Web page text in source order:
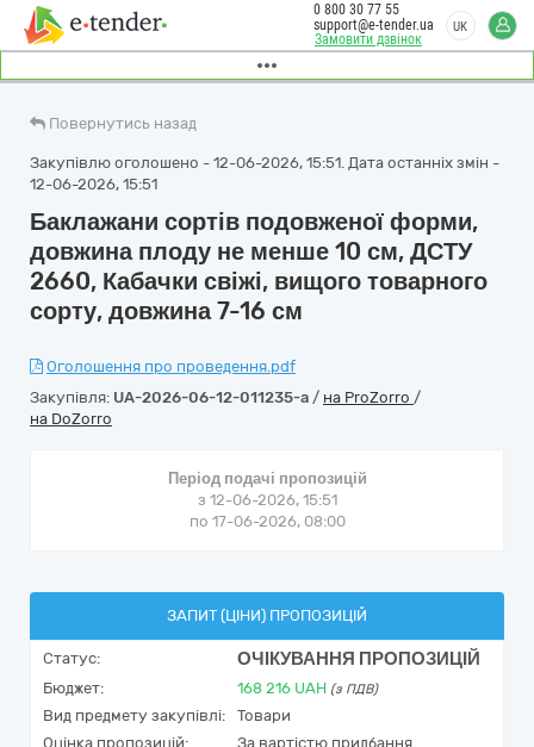
Замовити дзвінок
0 800 30 77 55
support@e-tender.ua
UK
Повернутись назад
Закупівлю оголошено - 12-06-2026, 15:51. Дата останніх змін -
12-06-2026, 15:51
Баклажани сортів подовженої форми,
довжина плоду не менше 10 см, ДСТУ
2660, Кабачки свіжі, вищого товарного
сорту, довжина 7-16 см
Оголошення про проведення.pdf
Закупівля: UA-2026-06-12-011235-a / на ProZorro /
на DoZorro
Період подачі пропозицій
з 12-06-2026, 15:51
по 17-06-2026, 08:00
ЗАПИТ (ЦІНИ) ПРОПОЗИЦІЙ
Статус: ОЧІКУВАННЯ ПРОПОЗИЦІЙ
Бюджет: 168 216 UAH (з ПДВ)
Вид предмету закупівлі:
Товари
Оцінка пропозицій:
За вартістю придбання